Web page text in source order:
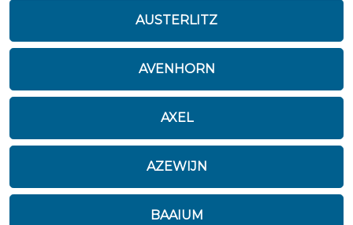
AUSTERLITZ
AVENHORN
AXEL
AZEWIJN
BAAIUM